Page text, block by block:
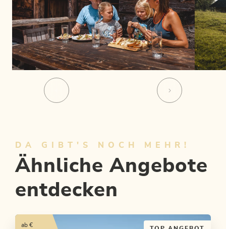
DA GIBT'S NOCH MEHR!
Ähnliche Angebote
entdecken
ab €